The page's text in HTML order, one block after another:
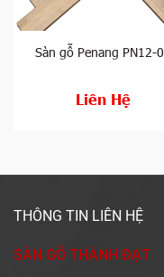
Sàn gỗ Penang PN12-
Liên Hệ
THÔNG TIN LIÊN HỆ
SÀN GỖ THÀNH ĐẠT